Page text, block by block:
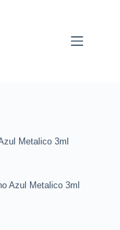
Metalico 3ml